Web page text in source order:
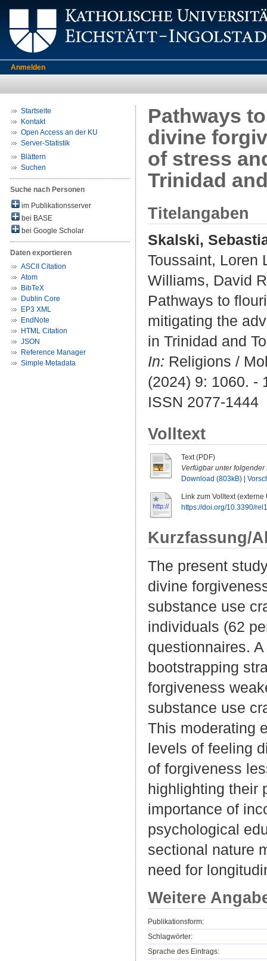
Anmelden
Startseite
Kontakt
Open Access an der KU
Server-Statistik
Blättern
Suchen
Suche nach Personen
im Publikationsserver
bei BASE
bei Google Scholar
Daten exportieren
ASCII Citation
Atom
BibTeX
Dublin Core
EP3 XML
EndNote
HTML Citation
JSON
Reference Manager
Simple Metadata
Pathways
divine
of stress
Trinidad
Titelangaben
Skalski,
Toussaint, Loren
Williams, David
Pathways to
mitigating the
in Trinidad and
In: Religions /
(2024) 9: 1060. -
ISSN 2077-1444
Volltext
Text (PDF)
Verfügbar unter folgender
Download (803kB)
Link zum Volltext (externe
https://doi.org/10.3390/
Kurzfassung/
The present
divine
substance use
individuals (62
questionnaires.
bootstrapping
forgiveness
substance use
This moderating
levels of feeling
of forgiveness
highlighting their
importance of
psychological
sectional nature
need for
Weitere
Publikationsform:
Schlagwörter:
Sprache des Eintrags: